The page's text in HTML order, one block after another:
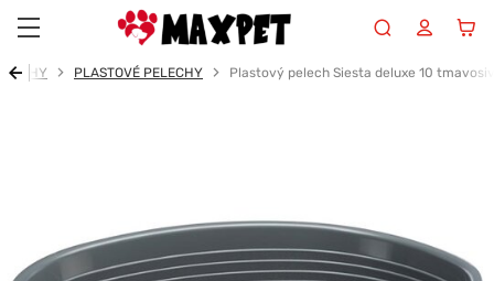
PLASTOVÉ PELECHY Plastový pelech Siesta deluxe 10